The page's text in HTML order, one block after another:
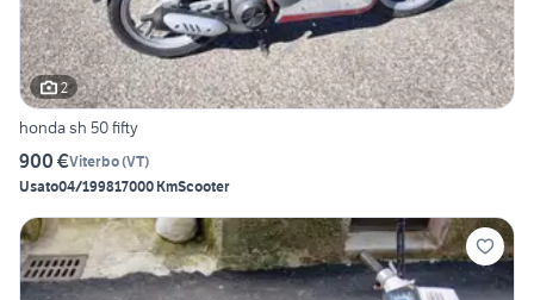
2
honda sh 50 fifty
900 €Viterbo(VT)
Usato04/199817000 KmScooter